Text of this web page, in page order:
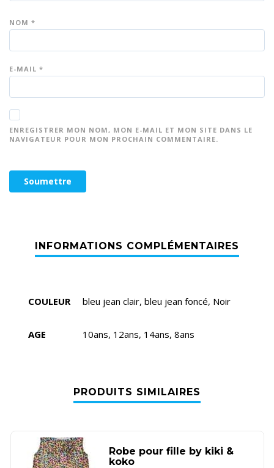
NOM *
E-MAIL *
ENREGISTRER MON NOM, MON E-MAIL ET MON SITE DANS LE
NAVIGATEUR POUR MON PROCHAIN COMMENTAIRE.
COULEUR bleu jean clair, bleu jean foncé, Noir
AGE 10ans, 12ans, 14ans, 8ans
PRODUITS SIMILAIRES
Robe pour fille by kiki &
koko